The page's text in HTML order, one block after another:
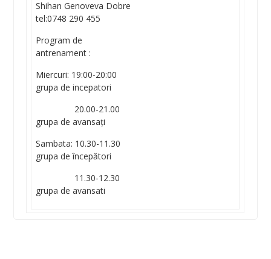
Shihan Genoveva Dobre
tel:0748 290 455
Program de
antrenament :
Miercuri: 19:00-20:00
grupa de incepatori
20.00-21.00
grupa de avansați
Sambata: 10.30-11.30
grupa de începători
11.30-12.30
grupa de avansati